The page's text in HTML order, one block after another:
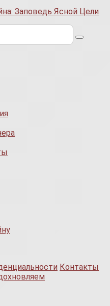
Заповедь Ясной Цели
Контакты